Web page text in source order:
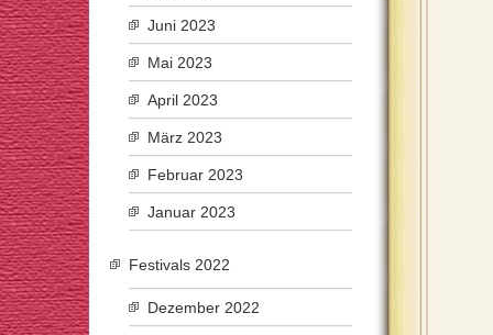
Juni 2023
Mai 2023
April 2023
März 2023
Februar 2023
Januar 2023
Festivals 2022
Dezember 2022